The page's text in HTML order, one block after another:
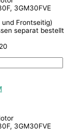
3GM30FVE
Frontseitig)
separat bestellt
3GM30FVE